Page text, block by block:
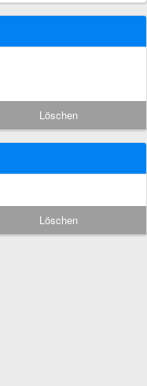
Löschen
Löschen